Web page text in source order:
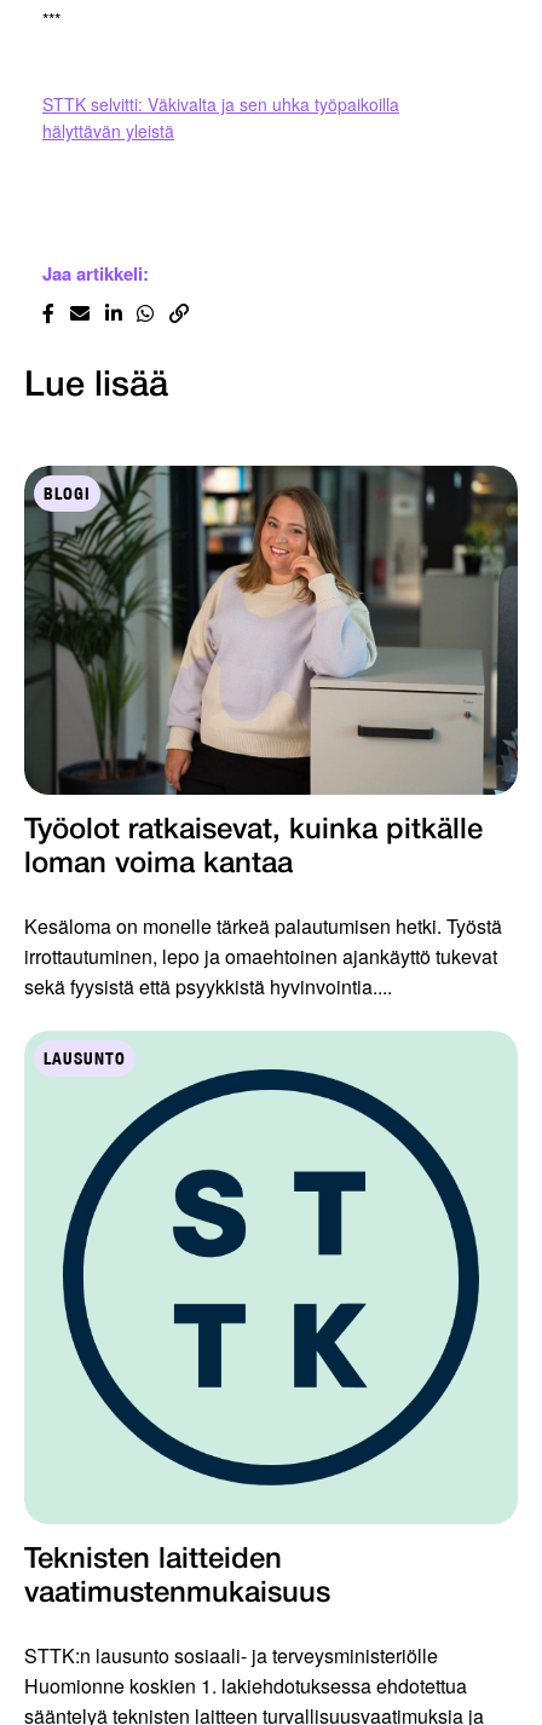
***
STTK selvitti: Väkivalta ja sen uhka työpaikoilla
hälyttävän yleistä
Jaa artikkeli:
Lue lisää
BLOGI
Työolot ratkaisevat, kuinka pitkälle
loman voima kantaa
Kesäloma on monelle tärkeä palautumisen hetki. Työstä
irrottautuminen, lepo ja omaehtoinen ajankäyttö tukevat
sekä fyysistä että psyykkistä hyvinvointia....
LAUSUNTO
Teknisten laitteiden
vaatimustenmukaisuus
STTK:n lausunto sosiaali- ja terveysministeriölle
Huomionne koskien 1. lakiehdotuksessa ehdotettua
sääntelyä teknisten laitteen turvallisuusvaatimuksia ja